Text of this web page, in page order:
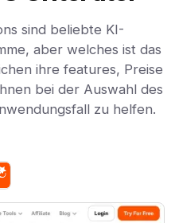
sind beliebte KI-
aber welches ist das
ihre features, Preise
bei der Auswahl des
zu helfen.